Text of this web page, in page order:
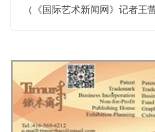
（《国际艺术新闻网》记者王